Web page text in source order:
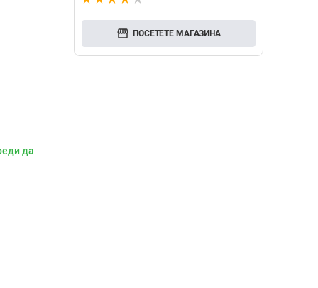
да
storefront ПОСЕТЕТЕ МАГАЗИНА